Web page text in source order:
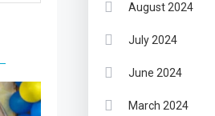
August 2024
July 2024
June 2024
March 2024